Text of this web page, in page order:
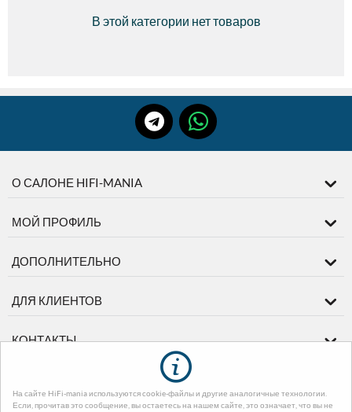
На сайте HiFi-mania используются cookie-файлы и другие аналогичные технологии.
Если, прочитав это сообщение, вы остаетесь на нашем сайте, это означает, что вы не
В этой категории нет товаров
О САЛОНЕ HIFI-MANIA
МОЙ ПРОФИЛЬ
ДОПОЛНИТЕЛЬНО
ДЛЯ КЛИЕНТОВ
КОНТАКТЫ
© 2003-2026 диМЕДИА. На базеCS-Cart - Платформа для интернет-
магазинов. Design by EnergoThemes -CS-Cart Themes